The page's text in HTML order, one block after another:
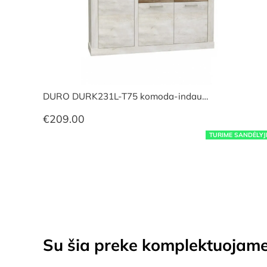
TURIME
DURO DURK231L-T75 komoda-indau…
€209.00
Su šia preke